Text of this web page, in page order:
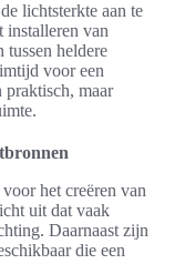
lichtsterkte aan te
installeren van
tussen heldere
voor een
praktisch, maar
het creëren van
uit dat vaak
Daarnaast zijn
die een